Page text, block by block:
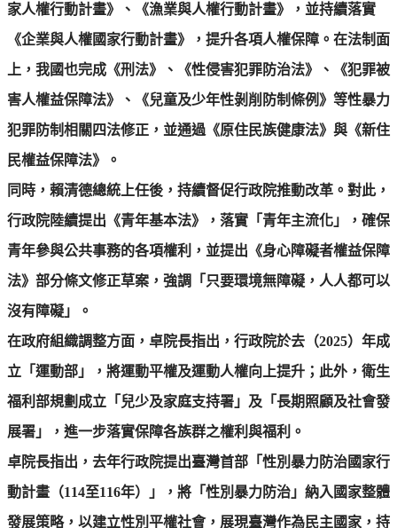
家人權行動計畫》、《漁業與人權行動計畫》，並持續落實
《企業與人權國家行動計畫》，提升各項人權保障。在法制面
上，我國也完成《刑法》、《性侵害犯罪防治法》、《犯罪被
害人權益保障法》、《兒童及少年性剝削防制條例》等性暴力
犯罪防制相關四法修正，並通過《原住民族健康法》與《新住
民權益保障法》。
同時，賴清德總統上任後，持續督促行政院推動改革。對此，
行政院陸續提出《青年基本法》，落實「青年主流化」，確保
青年參與公共事務的各項權利，並提出《身心障礙者權益保障
法》部分條文修正草案，強調「只要環境無障礙，人人都可以
沒有障礙」。
在政府組織調整方面，卓院長指出，行政院於去（2025）年成
立「運動部」，將運動平權及運動人權向上提升；此外，衛生
福利部規劃成立「兒少及家庭支持署」及「長期照顧及社會發
展署」，進一步落實保障各族群之權利與福利。
卓院長指出，去年行政院提出臺灣首部「性別暴力防治國家行
動計畫（114至116年）」，將「性別暴力防治」納入國家整體
發展策略，以建立性別平權社會，展現臺灣作為民主國家，持